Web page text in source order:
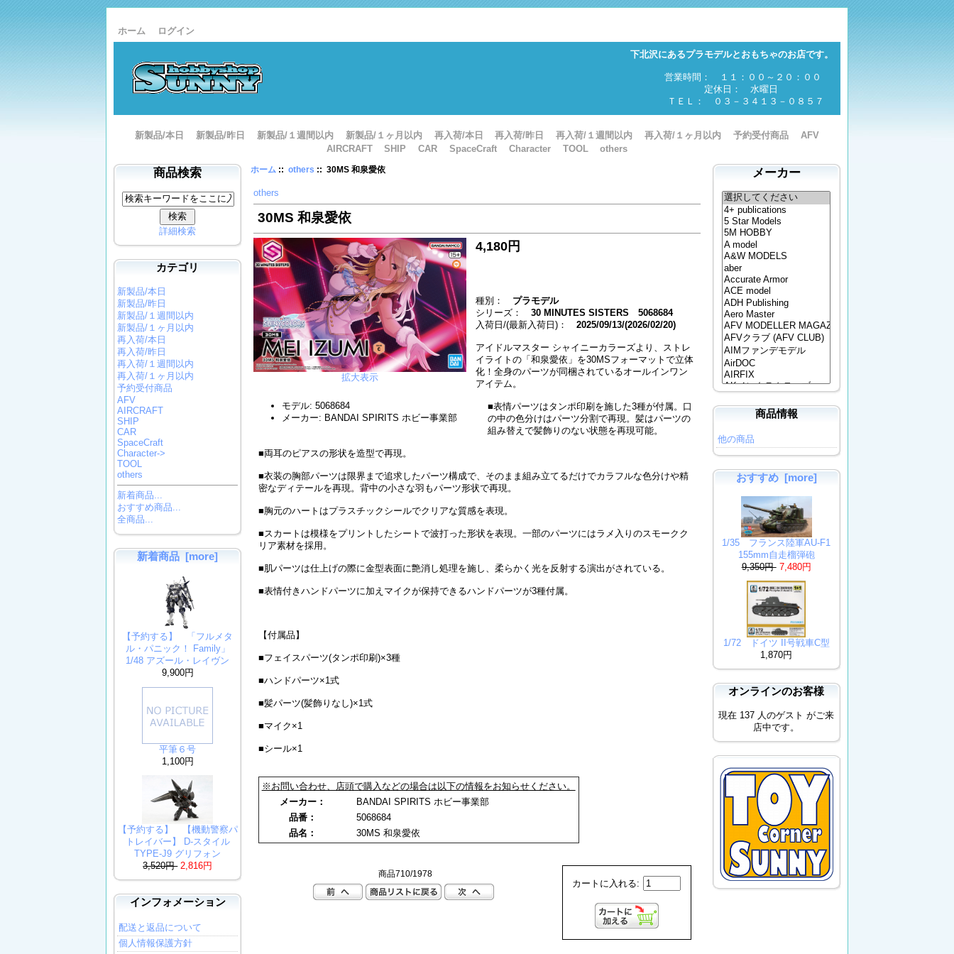
ホーム ログイン
下北沢にあるプラモデルとおもちゃのお店です。
営業時間： １１：００～２０：００
定休日： 水曜日
ＴＥＬ： ０３－３４１３－０８５７
新製品/本日 新製品/昨日 新製品/１週間以内 新製品/１ヶ月以内 再入荷/本日 再入荷/昨日 再入荷/１週間以内 再入荷/１ヶ月以内 予約受付商品
AFV
AIRCRAFT
SHIP CAR SpaceCraft Character TOOL others
商品検索
詳細検索
カテゴリ
新製品/本日
新製品/昨日
新製品/１週間以内
新製品/１ヶ月以内
再入荷/本日
再入荷/昨日
再入荷/１週間以内
再入荷/１ヶ月以内
予約受付商品
AFV
AIRCRAFT
SHIP
CAR
SpaceCraft
Character->
TOOL
others
新着商品...
おすすめ商品...
全商品...
新着商品 [more]
【予約する】 「フルメタ
ル・パニック！ Family」
1/48 アズール・レイヴン
9,900円
平筆６号
1,100円
【予約する】 【機動警察パ
トレイバー】 D-スタイル
TYPE-J9 グリフォン
3,520円 2,816円
インフォメーション
配送と返品について
個人情報保護方針
ホーム ::others :: 30MS 和泉愛依
others
30MS 和泉愛依
拡大表示
4,180円
モデル: 5068684
メーカー: BANDAI SPIRITS ホビー事業部
種別： プラモデル
シリーズ：30 MINUTES SISTERS 5068684
入荷日/(最新入荷日)：2025/09/13/(2026/02/20)
アイドルマスター シャイニーカラーズより、ストレ
イライトの「和泉愛依」を30MSフォーマットで立体
化！全身のパーツが同梱されているオールインワン
アイテム。
■表情パーツはタンポ印刷を施した3種が付属。口
の中の色分けはパーツ分割で再現。髪はパーツの
組み替えで髪飾りのない状態を再現可能。
■両耳のピアスの形状を造型で再現。
■衣装の胸部パーツは限界まで追求したパーツ構成で、そのまま組み立てるだけでカラフルな色分けや精
密なディテールを再現。背中の小さな羽もパーツ形状で再現。
■胸元のハートはプラスチックシールでクリアな質感を表現。
■スカートは模様をプリントしたシートで波打った形状を表現。一部のパーツにはラメ入りのスモークク
リア素材を採用。
■肌パーツは仕上げの際に金型表面に艶消し処理を施し、柔らかく光を反射する演出がされている。
■表情付きハンドパーツに加えマイクが保持できるハンドパーツが3種付属。
【付属品】
■フェイスパーツ(タンポ印刷)×3種
■ハンドパーツ×1式
■髪パーツ(髪飾りなし)×1式
■マイク×1
■シール×1
※お問い合わせ、店頭で購入などの場合は以下の情報をお知らせください。
メーカー：
BANDAI SPIRITS ホビー事業部
品番：
5068684
品名：
30MS 和泉愛依
カートに入れる:
商品710/1978
メーカー
商品情報
他の商品
おすすめ [more]
1/35 フランス陸軍AU-F1
155mm自走榴弾砲
9,350円 7,480円
1/72 ドイツ II号戦車C型
1,870円
オンラインのお客様
現在 137 人のゲスト がご来
店中です。